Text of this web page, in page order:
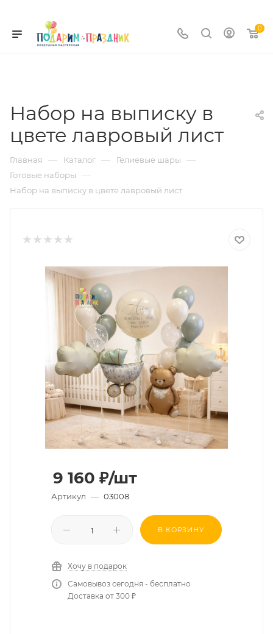
0
Набор на выписку в
цвете лавровый лист
Главная — Каталог — Гелиевые шары —
Готовые наборы —
Набор на выписку в цвете лавровый лист
9 160 ₽/шт
Артикул — 03008
В КОРЗИНУ
Хочу в подарок
Самовывоз сегодня - бесплатно
Доставка от 300 ₽